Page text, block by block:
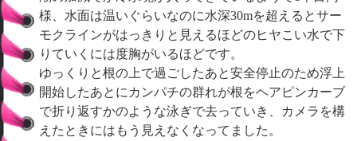
様、水面は温いぐらいなのに水深30mを超えるとサー
モクラインがはっきりと見えるほどのヒヤこい水で下
りていくには度胸がいるほどです。
ゆっくりと根の上で過ごしたあと安全停止のため浮上
開始したあとにカンパチの群れが根をヘアピンカーブ
で折り返すかのような泳ぎで去っていき、カメラを構
えたときにはもう見えなくなってました。